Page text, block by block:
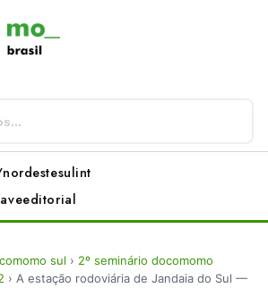
sulint
editorial
sul › 2º seminário docomomo
› A estação rodoviária de Jandaia do Sul —